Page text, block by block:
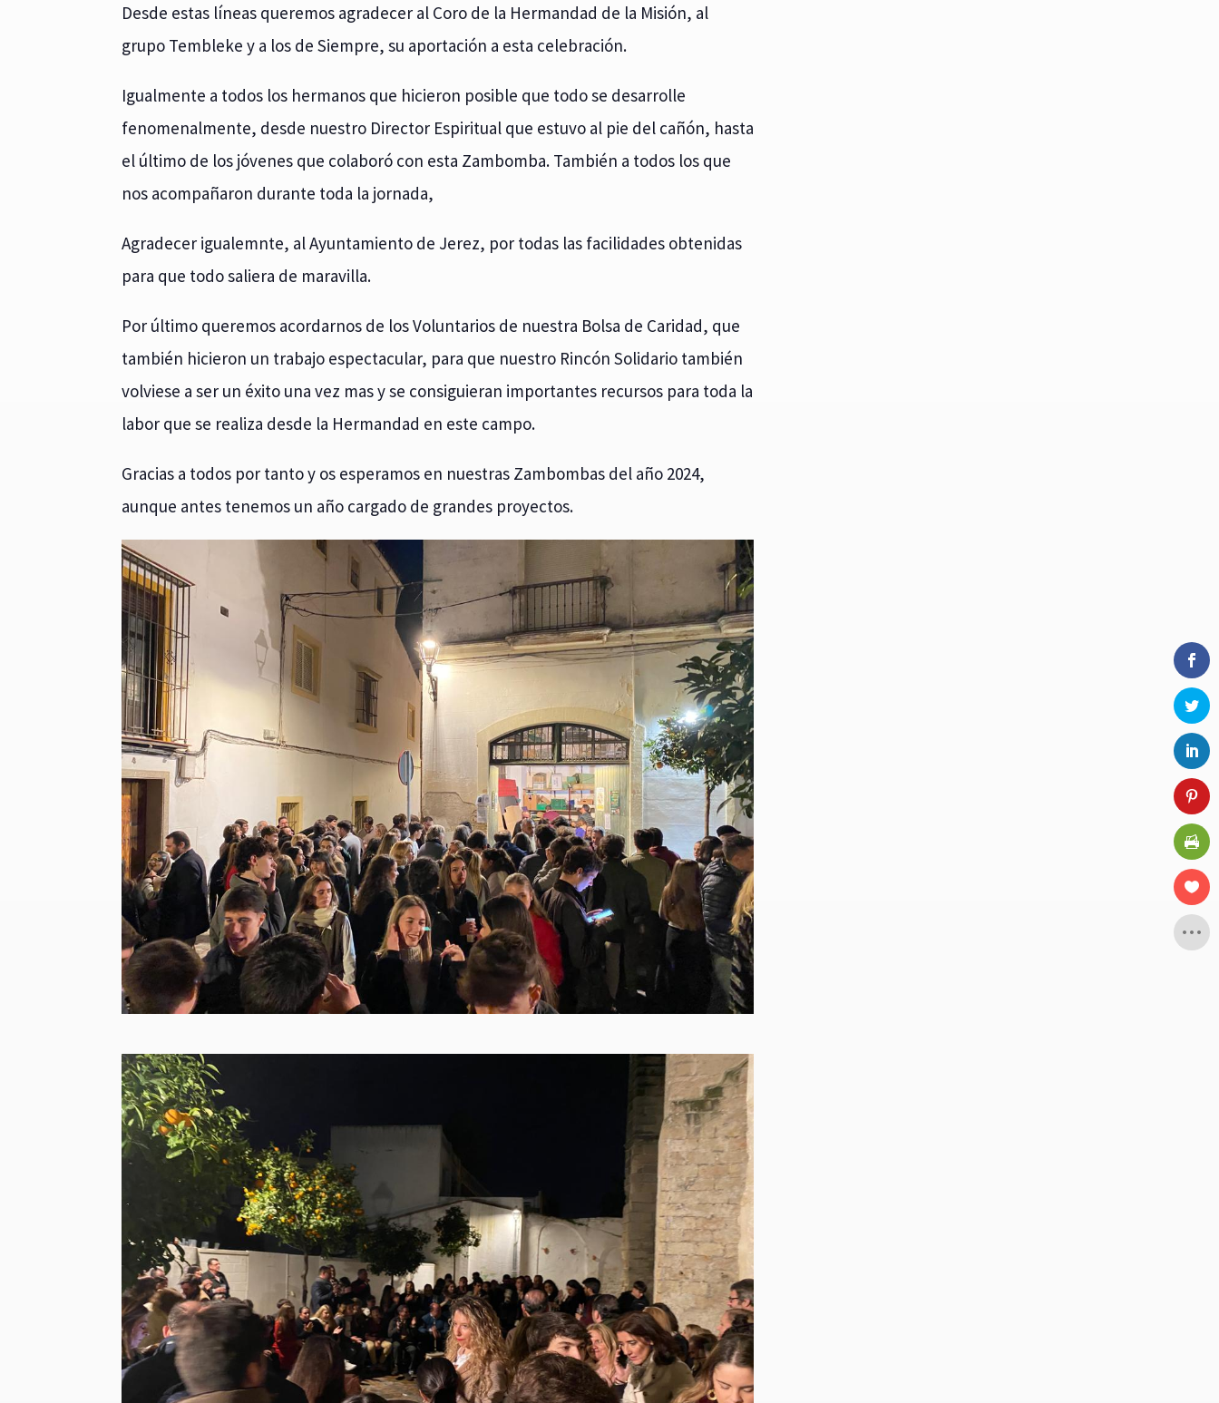
Desde estas líneas queremos agradecer al Coro de la Hermandad de la Misión, al
grupo Tembleke y a los de Siempre, su aportación a esta celebración.
Igualmente a todos los hermanos que hicieron posible que todo se desarrolle
fenomenalmente, desde nuestro Director Espiritual que estuvo al pie del cañón, hasta
el último de los jóvenes que colaboró con esta Zambomba. También a todos los que
nos acompañaron durante toda la jornada,
Agradecer igualemnte, al Ayuntamiento de Jerez, por todas las facilidades obtenidas
para que todo saliera de maravilla.
Por último queremos acordarnos de los Voluntarios de nuestra Bolsa de Caridad, que
también hicieron un trabajo espectacular, para que nuestro Rincón Solidario también
volviese a ser un éxito una vez mas y se consiguieran importantes recursos para toda la
labor que se realiza desde la Hermandad en este campo.
Gracias a todos por tanto y os esperamos en nuestras Zambombas del año 2024,
aunque antes tenemos un año cargado de grandes proyectos.